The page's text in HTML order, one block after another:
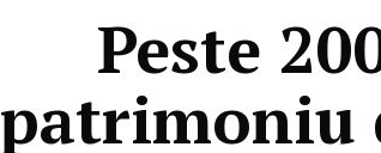
Peste
patrimoniu